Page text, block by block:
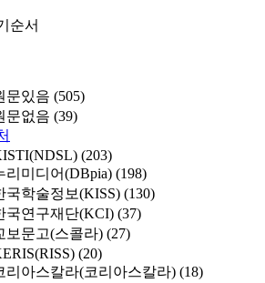
순서
문있음 (505)
문없음 (39)
(203)
리미디어(DBpia) (198)
국학술정보(KISS) (130)
국연구재단(KCI) (37)
보문고(스콜라) (27)
(20)
리아스칼라(코리아스칼라) (18)